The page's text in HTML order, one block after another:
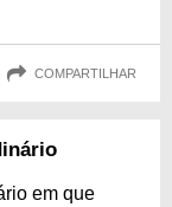
COMPARTILHAR
em que